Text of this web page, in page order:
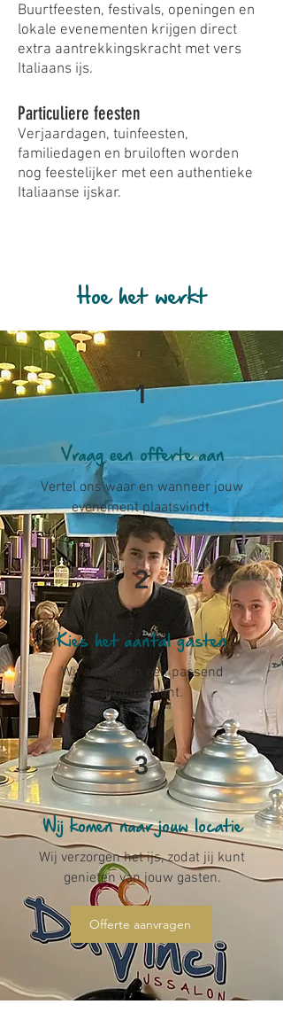
Buurtfeesten, festivals, openingen en
lokale evenementen krijgen direct
extra aantrekkingskracht met vers
Italiaans ijs.
Particuliere feesten
Verjaardagen, tuinfeesten,
familiedagen en bruiloften worden
nog feestelijker met een authentieke
Italiaanse ijskar.
Hoe het werkt
1
Vraag een offerte aan
Vertel ons waar en wanneer jouw
evenement plaatsvindt.
2
Kies het aantal gasten
Wij adviseren een passend
arrangement.
3
Wij komen naar jouw locatie
Wij verzorgen het ijs, zodat jij kunt
genieten van jouw gasten.
Offerte aanvragen